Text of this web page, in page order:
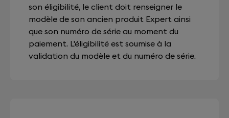
son éligibilité, le client doit renseigner le
modèle de son ancien produit Expert ainsi
que son numéro de série au moment du
paiement. L'éligibilité est soumise à la
validation du modèle et du numéro de série.